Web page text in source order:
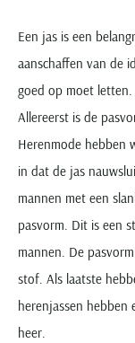
Een jas is een
aanschaffen van de
goed op moet letten.
Allereerst is de
Herenmode hebben
in dat de jas
mannen met een
pasvorm. Dit is een
mannen. De
stof. Als laatste
herenjassen hebben
heer.